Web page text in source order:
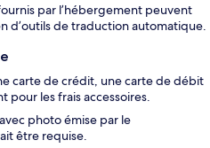
par l’hébergement peuvent
d’outils de traduction automatique.
carte de crédit, une carte de débit
pour les frais accessoires.
photo émise par le
être requise.